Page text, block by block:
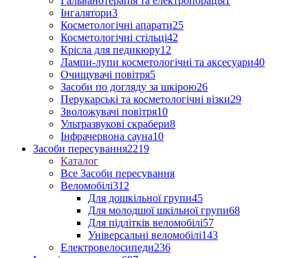
Інгалятори3
Косметологічні апарати25
Косметологічні стільці42
Крісла для педикюру12
Лампи-лупи косметологічні та аксесуари40
Очищувачі повітря5
Засоби по догляду за шкірою26
Перукарські та косметологічні візки29
Зволожувачі повітря10
Ультразвукові скрабери8
Інфрачервона сауна10
Засоби пересування2219
Каталог
Все Засоби пересування
Веломобілі312
Для дошкільної групи45
Для молодшої шкільної групи68
Для підлітків веломобілі57
Універсальні веломобілі143
Електровелосипеди236